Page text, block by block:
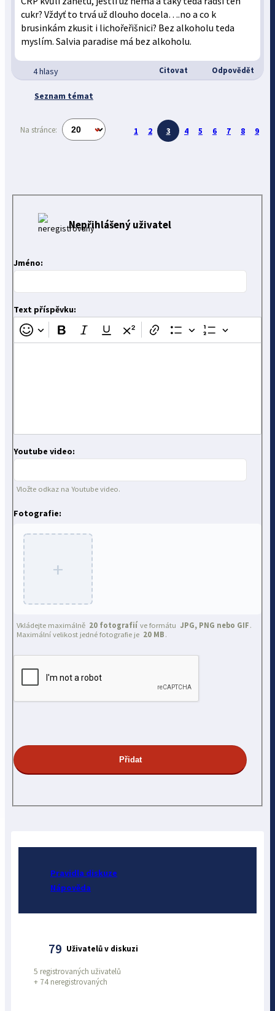
cukr? Vždyť to trvá už dlouho docela….no a co k
brusinkám zkusit i lichořeřišnici? Bez alkoholu teda
myslím. Salvia paradise má bez alkoholu.
4 hlasy Citovat Odpovědět
Seznam témat
Na stránce: 1 2 3 4 5 6 7 8 9
Nepřihlášený uživatel
Jméno:
Text příspěvku:
Youtube video:
Vložte odkaz na Youtube video.
Fotografie:
+
Vkládejte maximálně 20 fotografií ve formátu JPG, PNG nebo GIF .
Maximální velikost jedné fotografie je 20 MB .
Pravidla diskuze
Nápověda
79 Uživatelů v diskuzi
5 registrovaných uživatelů
+ 74 neregistrovaných